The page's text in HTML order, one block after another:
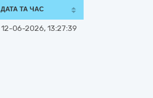
ДАТА ТА ЧАС
12-06-2026, 13:27:39